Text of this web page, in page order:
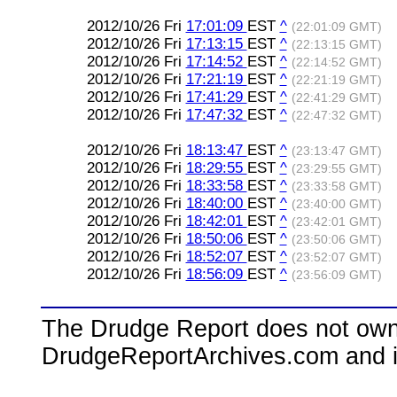
2012/10/26 Fri 17:01:09 EST ^ (22:01:09 GMT)
2012/10/26 Fri 17:13:15 EST ^ (22:13:15 GMT)
2012/10/26 Fri 17:14:52 EST ^ (22:14:52 GMT)
2012/10/26 Fri 17:21:19 EST ^ (22:21:19 GMT)
2012/10/26 Fri 17:41:29 EST ^ (22:41:29 GMT)
2012/10/26 Fri 17:47:32 EST ^ (22:47:32 GMT)
2012/10/26 Fri 18:13:47 EST ^ (23:13:47 GMT)
2012/10/26 Fri 18:29:55 EST ^ (23:29:55 GMT)
2012/10/26 Fri 18:33:58 EST ^ (23:33:58 GMT)
2012/10/26 Fri 18:40:00 EST ^ (23:40:00 GMT)
2012/10/26 Fri 18:42:01 EST ^ (23:42:01 GMT)
2012/10/26 Fri 18:50:06 EST ^ (23:50:06 GMT)
2012/10/26 Fri 18:52:07 EST ^ (23:52:07 GMT)
2012/10/26 Fri 18:56:09 EST ^ (23:56:09 GMT)
The Drudge Report does not
DrudgeReportArchives.com